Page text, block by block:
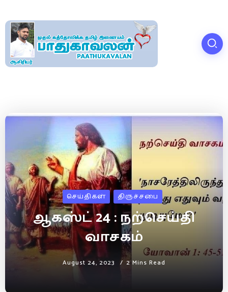
செய்திகள் திருச்சபை
ஆகஸ்ட் 24 : நற்செய்தி
வாசகம்
August 24, 2023 2 Mins Read